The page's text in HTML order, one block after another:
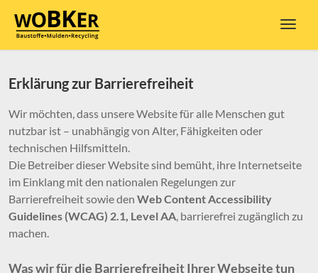
Zum Menü springen
Zur Funktionsleiste springen
Zum Inhalt springen
Erklärung zur Barrierefreiheit
Wir möchten, dass unsere Website für alle Menschen gut
nutzbar ist – unabhängig von Alter, Fähigkeiten oder
technischen Hilfsmitteln.
Die Betreiber dieser Website sind bemüht, ihre Internetseite
im Einklang mit den nationalen Regelungen zur
Barrierefreiheit sowie den Web Content Accessibility
Guidelines (WCAG) 2.1, Level AA, barrierefrei zugänglich zu
machen.
Was wir für die Barrierefreiheit Ihrer Webseite tun